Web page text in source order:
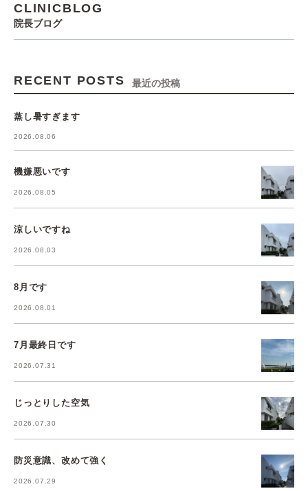
CLINICBLOG
院長ブログ
RECENT POSTS 最近の投稿
蒸し暑すぎます
2026.08.06
機嫌悪いです
2026.08.05
涼しいですね
2026.08.03
8月です
2026.08.01
7月最終日です
2026.07.31
じっとりした空気
2026.07.30
防災意識、改めて強く
2026.07.29